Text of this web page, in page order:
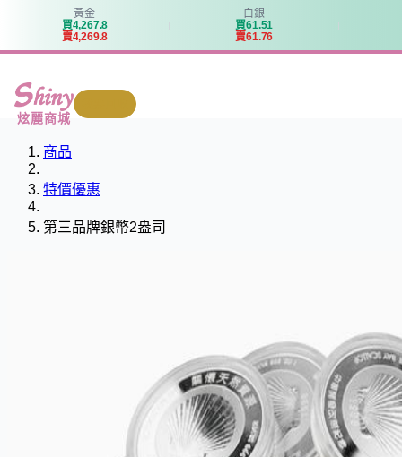
黃金
買4,267.8
賣4,269.8
白銀
買61.51
賣61.76
炫麗商城
商品
特價優惠
第三品牌銀幣2盎司